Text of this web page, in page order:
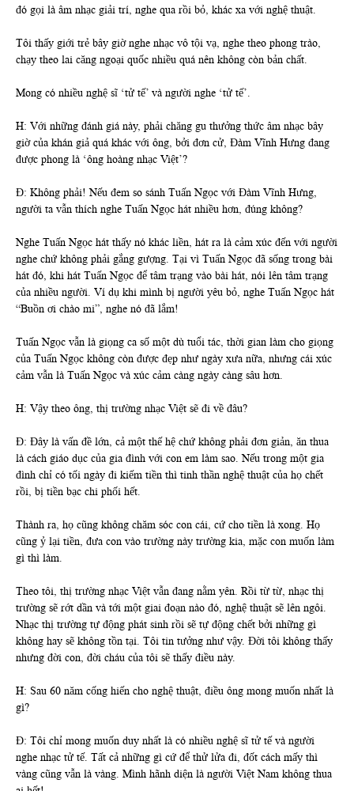
đó gọi là âm nhạc giải trí, nghe qua rồi bỏ, khác xa với nghệ thuật.
Tôi thấy giới trẻ bây giờ nghe nhạc vô tội vạ, nghe theo phong trào,
chạy theo lai căng ngoại quốc nhiều quá nên không còn bản chất.
Mong có nhiều nghệ sĩ ‘tử tế’ và người nghe ‘tử tế’.
H: Với những đánh giá này, phải chăng gu thưởng thức âm nhạc bây
giờ của khán giả quá khác với ông, bởi đơn cử, Đàm Vĩnh Hưng đang
được phong là ‘ông hoàng nhạc Việt’?
Đ: Không phải! Nếu đem so sánh Tuấn Ngọc với Đàm Vĩnh Hưng,
người ta vẫn thích nghe Tuấn Ngọc hát nhiều hơn, đúng không?
Nghe Tuấn Ngọc hát thấy nó khác liền, hát ra là cảm xúc đến với người
nghe chứ không phải gắng gượng. Tại vì Tuấn Ngọc đã sống trong bài
hát đó, khi hát Tuấn Ngọc để tâm trạng vào bài hát, nói lên tâm trạng
của nhiều người. Ví dụ khi mình bị người yêu bỏ, nghe Tuấn Ngọc hát
“Buồn ơi chào mi”, nghe nó đã lắm!
Tuấn Ngọc vẫn là giọng ca số một dù tuổi tác, thời gian làm cho giọng
của Tuấn Ngọc không còn được đẹp như ngày xưa nữa, nhưng cái xúc
cảm vẫn là Tuấn Ngọc và xúc cảm càng ngày càng sâu hơn.
H: Vậy theo ông, thị trường nhạc Việt sẽ đi về đâu?
Đ: Đây là vấn đề lớn, cả một thế hệ chứ không phải đơn giản, ăn thua
là cách giáo dục của gia đình với con em làm sao. Nếu trong một gia
đình chỉ có tối ngày đi kiếm tiền thì tinh thần nghệ thuật của họ chết
rồi, bị tiền bạc chi phối hết.
Thành ra, họ cũng không chăm sóc con cái, cứ cho tiền là xong. Họ
cũng ỷ lại tiền, đưa con vào trường này trường kia, mặc con muốn làm
gì thì làm.
Theo tôi, thị trường nhạc Việt vẫn đang nằm yên. Rồi từ từ, nhạc thị
trường sẽ rớt dần và tới một giai đoạn nào đó, nghệ thuật sẽ lên ngôi.
Nhạc thị trường tự động phát sinh rồi sẽ tự động chết bởi những gì
không hay sẽ không tồn tại. Tôi tin tưởng như vậy. Đời tôi không thấy
nhưng đời con, đời cháu của tôi sẽ thấy điều này.
H: Sau 60 năm cống hiến cho nghệ thuật, điều ông mong muốn nhất là
gì?
Đ: Tôi chỉ mong muốn duy nhất là có nhiều nghệ sĩ tử tế và người
nghe nhạc tử tế. Tất cả những gì cứ để thử lửa đi, đốt cách mấy thì
vàng cũng vẫn là vàng. Mình hãnh diện là người Việt Nam không thua